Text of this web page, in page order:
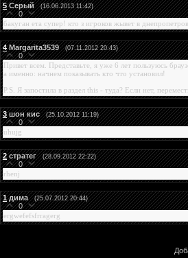
5 Серый (16.06.2013 11:42)
0
бакуган ета супер! кто з игроков жывет в
4 Margarita3539 (07.11.2012 20:43)
0
Привет всем. Представьте, я уже 6 лет пользуюсь
а именно: начнем показывать кто что установил!
P.S. Я запостила в раздел this - туда? Если нет,
3 шон кис (25.10.2012 11:19)
0
uhujg
2 стратег (28.09.2012 22:22)
0
rhenj
1 дима (25.07.2012 20:44)
0
ergwefefsfrragerg